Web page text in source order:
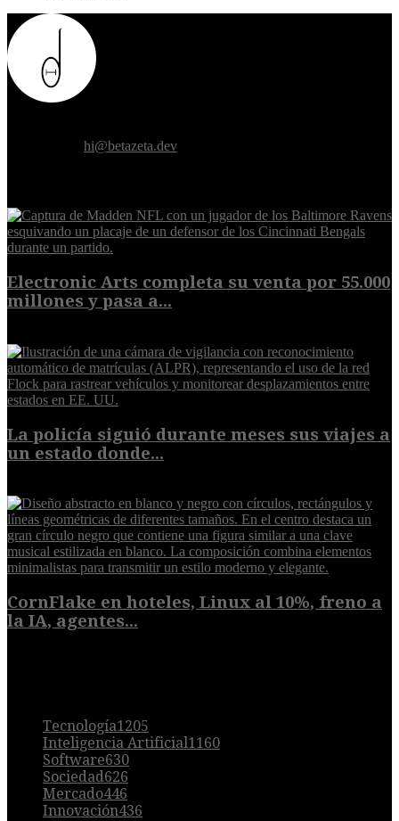
hi@betazeta.dev
Electronic Arts completa su venta por 55.000
millones y pasa a...
La policía siguió durante meses sus viajes a
un estado donde...
CornFlake en hoteles, Linux al 10%, freno a
la IA, agentes...
Tecnología1205
Inteligencia Artificial1160
Software630
Sociedad626
Mercado446
Innovación436